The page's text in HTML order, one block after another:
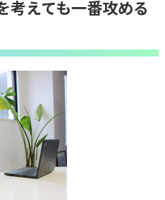
考えても一番攻める